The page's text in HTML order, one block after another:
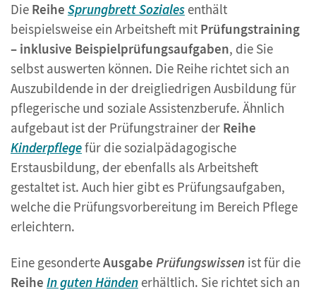
Die Reihe Sprungbrett Soziales enthält
beispielsweise ein Arbeitsheft mit Prüfungstraining
– inklusive Beispielprüfungsaufgaben, die Sie
selbst auswerten können. Die Reihe richtet sich an
Auszubildende in der dreigliedrigen Ausbildung für
pflegerische und soziale Assistenzberufe. Ähnlich
aufgebaut ist der Prüfungstrainer der Reihe
Kinderpflegefür die sozialpädagogische
Erstausbildung, der ebenfalls als Arbeitsheft
gestaltet ist. Auch hier gibt es Prüfungsaufgaben,
welche die Prüfungsvorbereitung im Bereich Pflege
erleichtern.
Eine gesonderteAusgabe Prüfungswissen ist für die
Reihe In guten Händen erhältlich. Sie richtet sich an